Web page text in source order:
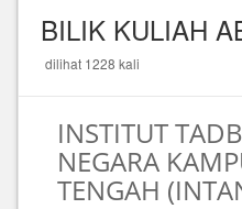
BILIK KULIAH
dilihat 1228 kali
INSTITUT
NEGARA
TENGAH